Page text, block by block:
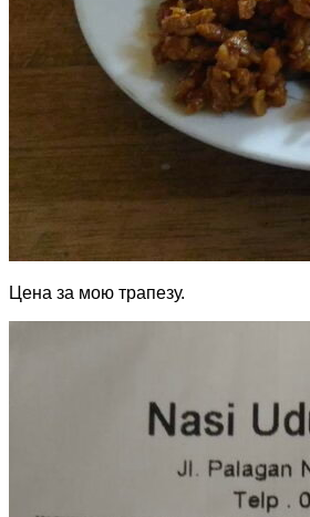
Цена за мою трапезу.